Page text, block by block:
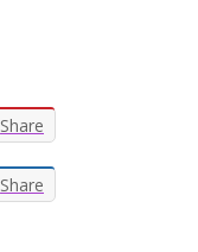
Share
Share